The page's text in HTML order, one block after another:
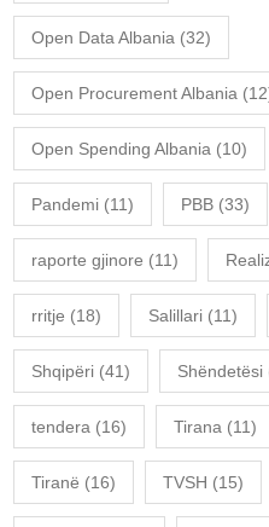
Open Data Albania (32)
Open Procurement Albania
Open Spending Albania (10)
Pandemi (11) PBB (33)
raporte gjinore (11)
rritje (18) Salillari (11)
Shqipëri (41) Shëndetësi
tendera (16) Tirana (11)
Tiranë (16) TVSH (15)